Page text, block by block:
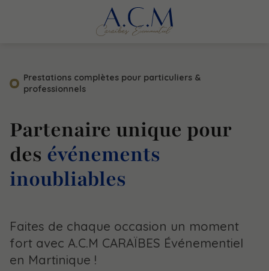
Prestations complètes pour particuliers &
professionnels
Partenaire unique pour
des événements
inoubliables
Faites de chaque occasion un moment
fort avec A.C.M CARAÏBES Événementiel
en Martinique !